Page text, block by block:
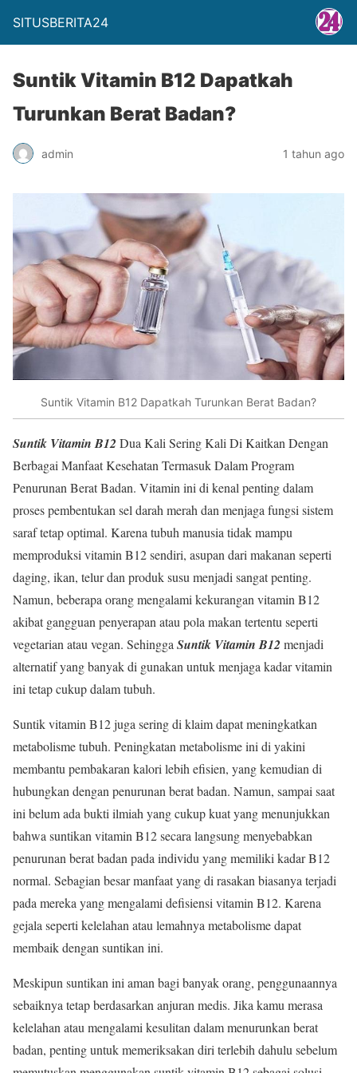
SITUSBERITA24
Suntik Vitamin B12 Dapatkah
Turunkan Berat Badan?
admin 1 tahun ago
Suntik Vitamin B12 Dapatkah Turunkan Berat Badan?
Suntik Vitamin B12 Dua Kali Sering Kali Di Kaitkan Dengan
Berbagai Manfaat Kesehatan Termasuk Dalam Program
Penurunan Berat Badan. Vitamin ini di kenal penting dalam
proses pembentukan sel darah merah dan menjaga fungsi sistem
saraf tetap optimal. Karena tubuh manusia tidak mampu
memproduksi vitamin B12 sendiri, asupan dari makanan seperti
daging, ikan, telur dan produk susu menjadi sangat penting.
Namun, beberapa orang mengalami kekurangan vitamin B12
akibat gangguan penyerapan atau pola makan tertentu seperti
vegetarian atau vegan. SehinggaSuntik Vitamin B12 menjadi
alternatif yang banyak di gunakan untuk menjaga kadar vitamin
ini tetap cukup dalam tubuh.
Suntik vitamin B12 juga sering di klaim dapat meningkatkan
metabolisme tubuh. Peningkatan metabolisme ini di yakini
membantu pembakaran kalori lebih efisien, yang kemudian di
hubungkan dengan penurunan berat badan. Namun, sampai saat
ini belum ada bukti ilmiah yang cukup kuat yang menunjukkan
bahwa suntikan vitamin B12 secara langsung menyebabkan
penurunan berat badan pada individu yang memiliki kadar B12
normal. Sebagian besar manfaat yang di rasakan biasanya terjadi
pada mereka yang mengalami defisiensi vitamin B12. Karena
gejala seperti kelelahan atau lemahnya metabolisme dapat
membaik dengan suntikan ini.
Meskipun suntikan ini aman bagi banyak orang, penggunaannya
sebaiknya tetap berdasarkan anjuran medis. Jika kamu merasa
kelelahan atau mengalami kesulitan dalam menurunkan berat
badan, penting untuk memeriksakan diri terlebih dahulu sebelum